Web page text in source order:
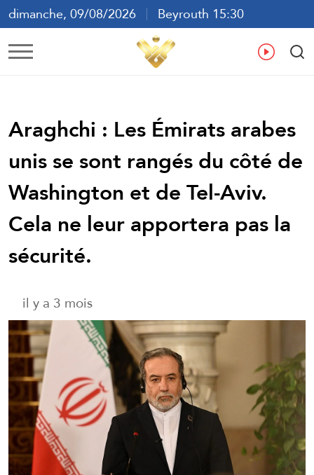
dimanche, 09/08/2026
Beyrouth 15:30
ع
Araghchi : Les Émirats arabes
unis se sont rangés du côté de
Washington et de Tel-Aviv.
Cela ne leur apportera pas la
sécurité.
il y a 3 mois